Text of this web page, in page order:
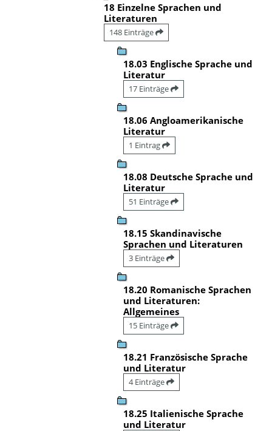
18 Einzelne Sprachen und
Literaturen
148 Einträge
18.03 Englische Sprache und
Literatur
17 Einträge
18.06 Angloamerikanische
Literatur
1 Eintrag
18.08 Deutsche Sprache und
Literatur
51 Einträge
18.15 Skandinavische
Sprachen und Literaturen
3 Einträge
18.20 Romanische Sprachen
und Literaturen:
Allgemeines
15 Einträge
18.21 Französische Sprache
und Literatur
4 Einträge
18.25 Italienische Sprache
und Literatur